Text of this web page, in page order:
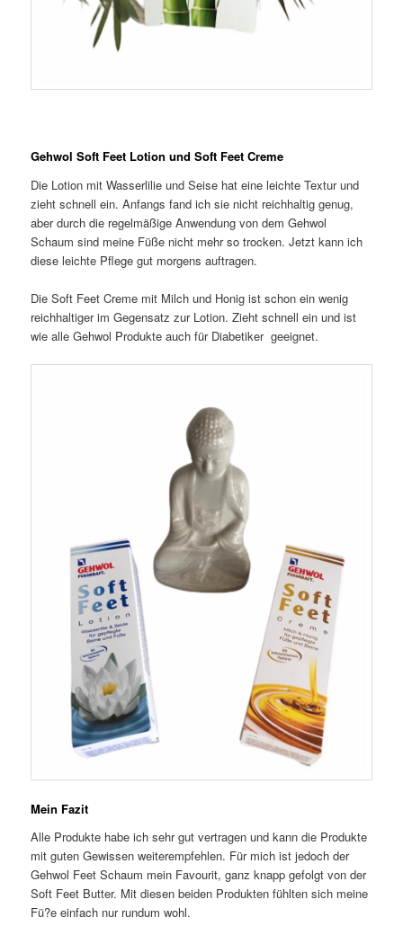
Gehwol Soft Feet Lotion und Soft Feet Creme
Die Lotion mit Wasserlilie und Seise hat eine leichte Textur und
zieht schnell ein. Anfangs fand ich sie nicht reichhaltig genug,
aber durch die regelmäßige Anwendung von dem Gehwol
Schaum sind meine Füße nicht mehr so trocken. Jetzt kann ich
diese leichte Pflege gut morgens auftragen.
Die Soft Feet Creme mit Milch und Honig ist schon ein wenig
reichhaltiger im Gegensatz zur Lotion. Zieht schnell ein und ist
wie alle Gehwol Produkte auch für Diabetiker geeignet.
Mein Fazit
Alle Produkte habe ich sehr gut vertragen und kann die Produkte
mit guten Gewissen weiterempfehlen. Für mich ist jedoch der
Gehwol Feet Schaum mein Favourit, ganz knapp gefolgt von der
Soft Feet Butter. Mit diesen beiden Produkten fühlten sich meine
Fü?e einfach nur rundum wohl.